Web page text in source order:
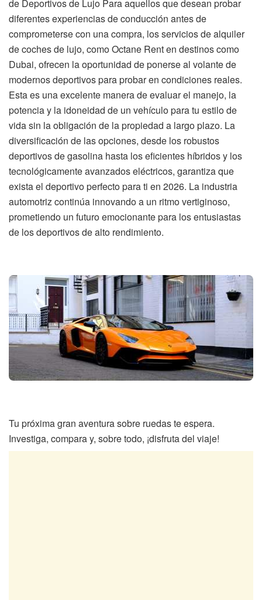
de Deportivos de Lujo Para aquellos que desean probar
diferentes experiencias de conducción antes de
comprometerse con una compra, los servicios de alquiler
de coches de lujo, como Octane Rent en destinos como
Dubai, ofrecen la oportunidad de ponerse al volante de
modernos deportivos para probar en condiciones reales.
Esta es una excelente manera de evaluar el manejo, la
potencia y la idoneidad de un vehículo para tu estilo de
vida sin la obligación de la propiedad a largo plazo. La
diversificación de las opciones, desde los robustos
deportivos de gasolina hasta los eficientes híbridos y los
tecnológicamente avanzados eléctricos, garantiza que
exista el deportivo perfecto para ti en 2026. La industria
automotriz continúa innovando a un ritmo vertiginoso,
prometiendo un futuro emocionante para los entusiastas
de los deportivos de alto rendimiento.
Tu próxima gran aventura sobre ruedas te espera.
Investiga, compara y, sobre todo, ¡disfruta del viaje!